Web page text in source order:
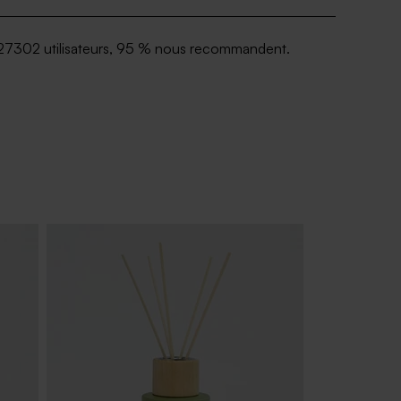
utilisateurs, 95 % nous recommandent.